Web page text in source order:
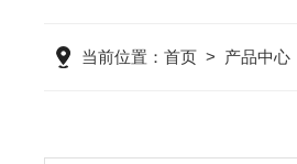
当前位置：首页 > 产品中心